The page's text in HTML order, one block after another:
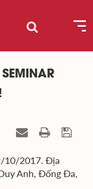
SEMINAR
10/2017. Địa
Anh, Đống Đa,